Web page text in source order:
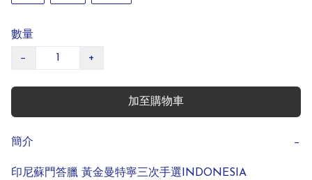
數量
− +
加至購物車
簡介 −
印尼蘇門答臘 黃金曼特寧三次手選INDONESIA